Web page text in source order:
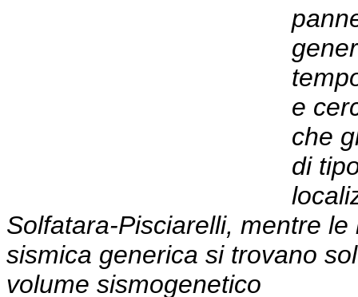
e
che
di
Solfatara-Pisciarelli, mentre
sismica generica si trovano
volume sismogenetico